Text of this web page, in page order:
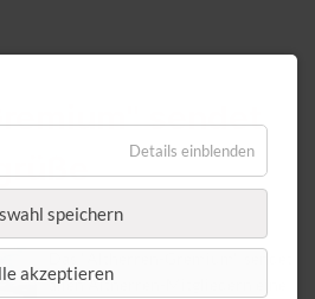
sendet
Das "Altherren-Gremium" sendet
allen Altherren-Mitgliedern eine
Details einblenden
speichern
akzeptieren